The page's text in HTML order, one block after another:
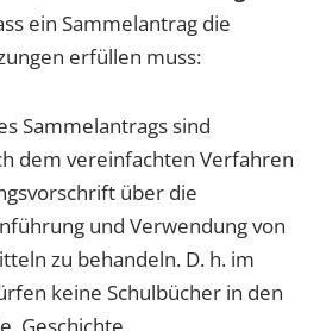
ein Sammelantrag die
erfüllen muss:
Sammelantrags sind
dem vereinfachten Verfahren
über die
und Verwendung von
zu behandeln. D. h. im
keine Schulbücher in den